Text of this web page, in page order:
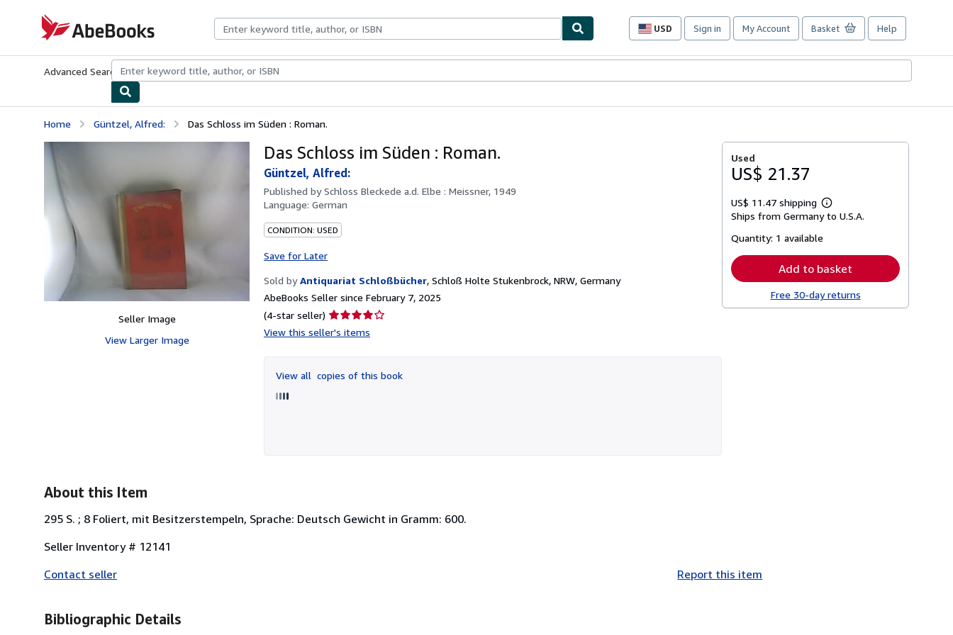
AbeBooks.com
USD
Site
preferences
Sign in My Account Basket Help
Advanced Search Browse CollectionsRare BooksArt & Collectibles
Home Güntzel, Alfred: Das Schloss im Süden : Roman.
Seller Image
View Larger Image
Das Schloss im Süden : Roman.
Güntzel, Alfred:
Published bySchloss Bleckede a.d. Elbe : Meissner, 1949
Language: German
CONDITION: USED
Save for Later
Sold by Antiquariat Schloßbücher, Schloß Holte Stukenbrock, NRW, Germany
AbeBooks Seller since February 7, 2025
(4-star seller) Seller
rating
of
5
View this seller's items
View all copies of this book
Used
US$ 21.37
US$ 11.47 shipping
Learn
more
Ships from Germany to U.S.A.
Quantity: 1 available
Add to basket
Free 30-day returns
About this Item
295 S. ; 8 Foliert, mit Besitzerstempeln, Sprache: Deutsch Gewicht in Gramm: 600.
Seller Inventory # 12141
Contact seller
Report this item
Bibliographic Details